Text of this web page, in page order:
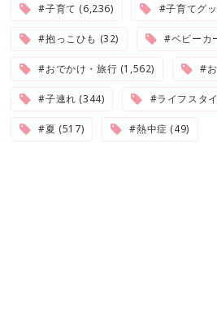
#子育て (6,236) #子育てグ
#抱っこひも (32) #ベビーカ
#おでかけ・旅行 (1,562) #
#子連れ (344) #ライフスタ
#夏 (517) #熱中症 (49)